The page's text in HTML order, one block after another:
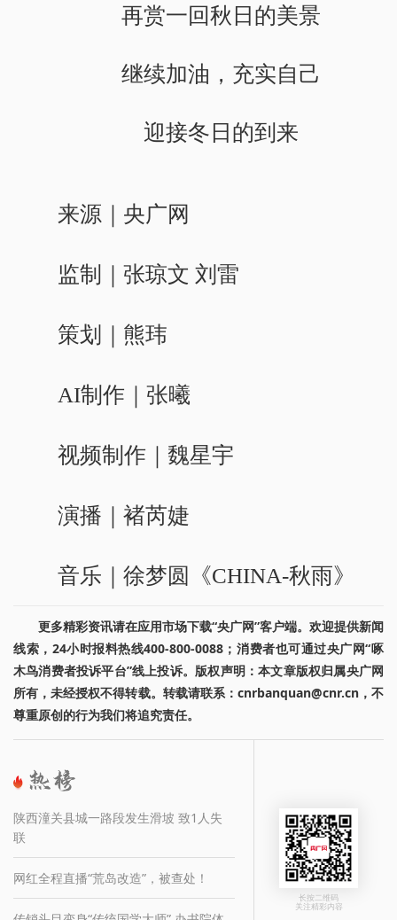
再赏一回秋日的美景
继续加油，充实自己
迎接冬日的到来
来源｜央广网
监制｜张琼文 刘雷
策划｜熊玮
AI制作｜张曦
视频制作｜魏星宇
演播｜褚芮婕
音乐｜徐梦圆《CHINA-秋雨》
更多精彩资讯请在应用市场下载“央广网”客户端。欢迎提供新闻
线索，24小时报料热线400-800-0088；消费者也可通过央广网“啄
木鸟消费者投诉平台”线上投诉。版权声明：本文章版权归属央广网
所有，未经授权不得转载。转载请联系：cnrbanquan@cnr.cn，不
尊重原创的行为我们将追究责任。
陕西潼关县城一路段发生滑坡 致1人失
联
网红全程直播“荒岛改造”，被查处！
长按二维码
关注精彩内容